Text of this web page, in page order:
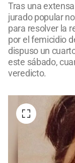
Tras una
jurado popular
para resolver la
por el femicidio
dispuso un
este sábado,
veredicto.